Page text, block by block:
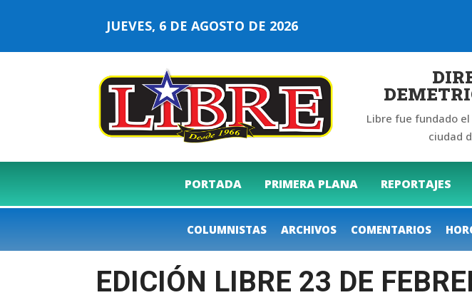
JUEVES, 6 DE AGOSTO DE 2026
Libre fue fundado el
ciudad
PORTADA PRIMERA PLANA REPORTAJES
COLUMNISTAS ARCHIVOS COMENTARIOS
EDICIÓN LIBRE 23 DE